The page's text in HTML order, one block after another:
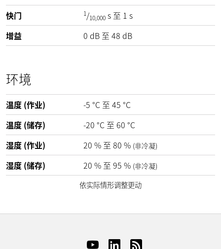
快门 1/10,000 s 至 1 s
增益
0 dB 至 48 dB
环境
温度 (作业) -5 °C 至 45 °C
温度 (储存)
-20 °C 至 60 °C
湿度 (作业)
20 % 至 80 % (非冷凝)
湿度 (储存) 20 % 至 95 % (非冷凝)
依实际情形调整更动